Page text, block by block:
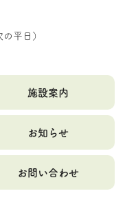
平日）
施設案内
お知らせ
お問い合わせ